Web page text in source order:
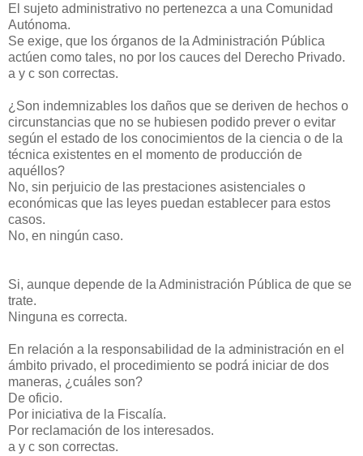
El sujeto administrativo no pertenezca a una Comunidad
Autónoma.
Se exige, que los órganos de la Administración Pública
actúen como tales, no por los cauces del Derecho Privado.
a y c son correctas.
¿Son indemnizables los daños que se deriven de hechos o
circunstancias que no se hubiesen podido prever o evitar
según el estado de los conocimientos de la ciencia o de la
técnica existentes en el momento de producción de
aquéllos?
No, sin perjuicio de las prestaciones asistenciales o
económicas que las leyes puedan establecer para estos
casos.
No, en ningún caso.
Si, aunque depende de la Administración Pública de que se
trate.
Ninguna es correcta.
En relación a la responsabilidad de la administración en el
ámbito privado, el procedimiento se podrá iniciar de dos
maneras, ¿cuáles son?
De oficio.
Por iniciativa de la Fiscalía.
Por reclamación de los interesados.
a y c son correctas.